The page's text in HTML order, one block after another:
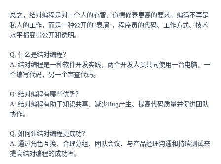
总之，结对编程是对一个人的心智、道德修养更高的要求。编码不再是
私人的工作，而是一种公开的“表演”，程序员的代码、工作方式、技术
水平都变得公开和透明。
Q: 什么是结对编程？
A: 结对编程是一种软件开发实践，两个开发人员共同使用一台电脑，一
个编写代码，另一个审查代码。
Q: 结对编程有哪些优势？
A: 结对编程有助于知识共享、减少Bug产生、提高代码质量并促进团队
协作。
Q: 如何让结对编程更成功？
A: 通过角色互换、合理分组、团队会议、与产品经理沟通和持续测试来
提高结对编程的成功率。